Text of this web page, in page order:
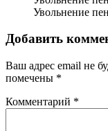
Увольнение
Добавить
Ваш адрес email не
помечены *
Комментарий *